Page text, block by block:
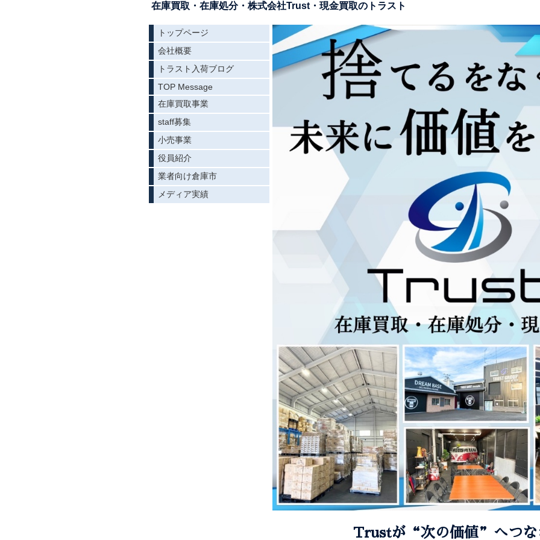
在庫買取・在庫処分・株式会社Trust・現金買取のトラスト
Trustが“次の価値”へつな
トップページ
会社概要
トラスト入荷ブログ
TOP Message
在庫買取事業
staff募集
小売事業
役員紹介
業者向け倉庫市
メディア実績